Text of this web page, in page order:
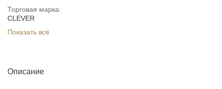
Торговая марка:
CLEVER
Показать всё
Описание